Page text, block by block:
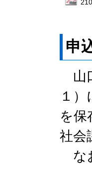
申
山
１
を保
社会
な